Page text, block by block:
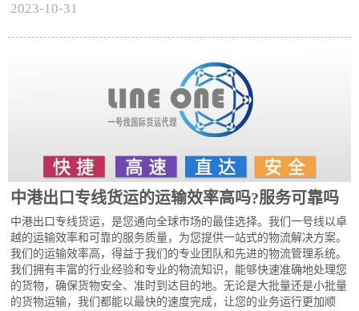
2023-10-31
中港出口专线货运的运输效率高吗?服务可靠吗
中港出口专线货运，是您通向全球市场的最佳选择。我们一号线以卓
越的运输效率和可靠的服务质量，为您提供一站式的物流解决方案。
我们的运输效率高，得益于我们的专业团队和先进的物流管理系统。
我们拥有丰富的行业经验和专业的物流知识，能够快速准确地处理您
的货物，确保货物安全、准时到达目的地。无论是大批量还是小批量
的货物运输，我们都能以最快的速度完成，让您的业务运行更加顺